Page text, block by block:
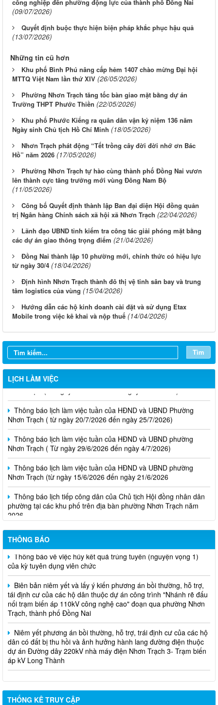
công nghiệp đến phường động lực của thành phố Đồng Nai
(09/07/2026)
Quyết định buộc thực hiện biện pháp khắc phục hậu quả
(13/07/2026)
Những tin cũ hơn
Khu phố Bình Phú nâng cấp hẻm 1407 chào mừng Đại hội
MTTQ Việt Nam lần thứ XIV (26/05/2026)
Phường Nhơn Trạch tăng tốc bàn giao mặt bằng dự án
Trường THPT Phước Thiền (22/05/2026)
Khu phố Phước Kiểng ra quân dân vận kỷ niệm 136 năm
Ngày sinh Chủ tịch Hồ Chí Minh (18/05/2026)
Nhơn Trạch phát động “Tết trồng cây đời đời nhớ ơn Bác
Hồ” năm 2026 (17/05/2026)
Phường Nhơn Trạch tự hào cùng thành phố Đồng Nai vươn
lên thành cực tăng trưởng mới vùng Đông Nam Bộ
(11/05/2026)
Công bố Quyết định thành lập Ban đại diện Hội đồng quản
trị Ngân hàng Chính sách xã hội xã Nhơn Trạch (22/04/2026)
Lãnh đạo UBND tỉnh kiểm tra công tác giải phóng mặt bằng
các dự án giao thông trọng điểm (21/04/2026)
Đồng Nai thành lập 10 phường mới, chính thức có hiệu lực
từ ngày 30/4 (18/04/2026)
Định hình Nhơn Trạch thành đô thị vệ tinh sân bay và trung
tâm logistics của vùng (15/04/2026)
Hướng dẫn các hộ kinh doanh cài đặt và sử dụng Etax
Mobile trong việc kê khai và nộp thuế (14/04/2026)
Tìm
LỊCH LÀM VIỆC
Thông báo lịch làm việc tuần của HĐND và UBND phường
Nhơn Trạch( từ ngày 03/08/2026 đến ngày 08/08/2026)
Thông báo lịch làm việc tuần của HĐND và UBND Phường
Nhơn Trạch ( từ ngày 20/7/2026 đến ngày 25/7/2026)
Thông báo lịch làm việc tuần của HĐND và UBND phường
Nhơn Trạch ( Từ ngày 29/6/2026 đến ngày 4/7/2026)
Thông báo lịch làm việc tuần của HĐND và UBND phường
Nhơn Trạch (từ ngày 15/6/2026 đến ngày 21/6/2026
Thông báo lịch tiếp công dân của Chủ tịch Hội đồng nhân dân
phường tại các khu phố trên địa bàn phường Nhơn Trạch năm
2026
THÔNG BÁO
của kỳ tuyên dụng viên chức
Biên bản niêm yết và lấy ý kiến phương án bồi thường, hỗ trợ,
tái định cư của các hộ dân thuộc dự án công trình "Nhánh rẽ đấu
nối trạm biến áp 110kV công nghệ cao" đoạn qua phường Nhơn
Trạch, thành phố Đồng Nai
Niêm yết phương án bồi thường, hỗ trợ, trái định cư của các hộ
dân có đất bị thu hồi và ảnh hưởng hành lang đường điện thuộc
dự án Đường dây 220kV nhà máy điện Nhơn Trạch 3- Trạm biến
áp kV Long Thành
Biên bản về việc niêm yết phương án bồi thường, hỗ trợ, tái
định cư của các hộ dân có đất bị thu hồi thuộc dự án nâng cấp
đường 25B cũ đoạn từ Trung tâm huyện Nhơn Trạch ra Quốc lộ
51, huyện Long Thành và huyện Nhơn Trạch
THỐNG KÊ TRUY CẬP